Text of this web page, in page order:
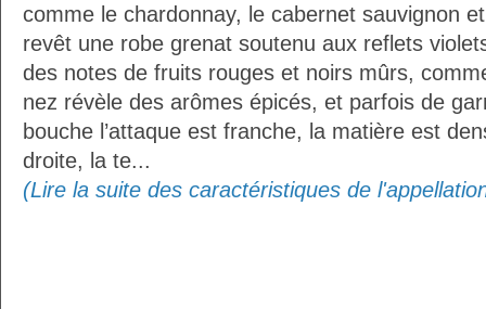
comme le chardonnay, le cabernet sauvignon
revêt une robe grenat soutenu aux reflets
des notes de fruits rouges et noirs mûrs,
nez révèle des arômes épicés, et parfois de
bouche l’attaque est franche, la matière est
droite, la te...
(Lire la suite des caractéristiques de